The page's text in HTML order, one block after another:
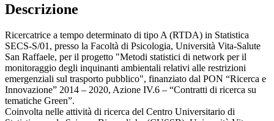
Descrizione
Ricercatrice a tempo determinato di tipo A (RTDA) in Statistica
SECS-S/01, presso la Facoltà di Psicologia, Università Vita-Salute
San Raffaele, per il progetto "Metodi statistici di network per il
monitoraggio degli inquinanti ambientali relativi alle restrizioni
emergenziali sul trasporto pubblico", finanziato dal PON “Ricerca e
Innovazione” 2014 – 2020, Azione IV.6 – “Contratti di ricerca su
tematiche Green”.
Coinvolta nelle attività di ricerca del Centro Universitario di